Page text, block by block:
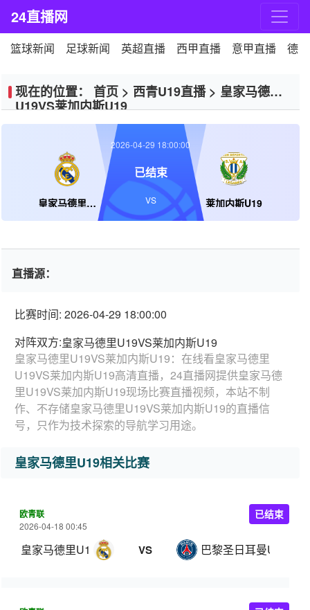
24直播网
篮球新闻 足球新闻 英超直播 西甲直播 意甲直播 德
现在的位置： 首页 > 西青U19直播> 皇家马德里
U19VS莱加内斯U19
皇家马德里U19 莱加内斯U19
2026-04-29 18:00:00
已结束
VS
直播源：
比赛时间: 2026-04-29 18:00:00
对阵双方:皇家马德里U19VS莱加内斯U19
皇家马德里U19VS莱加内斯U19：在线看皇家马德里
U19VS莱加内斯U19高清直播，24直播网提供皇家马德
里U19VS莱加内斯U19现场比赛直播视频，本站不制
作、不存储皇家马德里U19VS莱加内斯U19的直播信
号，只作为技术探索的导航学习用途。
皇家马德里U19相关比赛
欧青联
2026-04-18 00:45
皇家马德里U19 VS 巴黎圣日耳曼U19
已结束